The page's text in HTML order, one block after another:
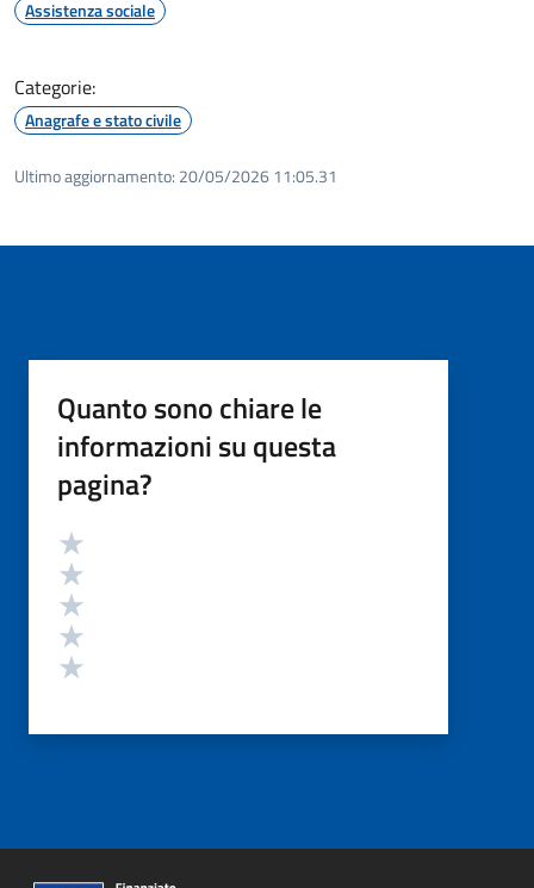
Assistenza sociale
Categorie:
Anagrafe e stato civile
Ultimo aggiornamento: 20/05/2026 11:05.31
Quanto sono chiare le
informazioni su questa
pagina?
Valutazione